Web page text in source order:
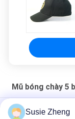
Mũ bóng chày 5
Nắp bóng chày 5
Susie Zheng